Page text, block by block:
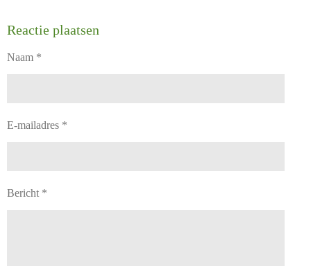
Reactie plaatsen
Naam *
E-mailadres *
Bericht *